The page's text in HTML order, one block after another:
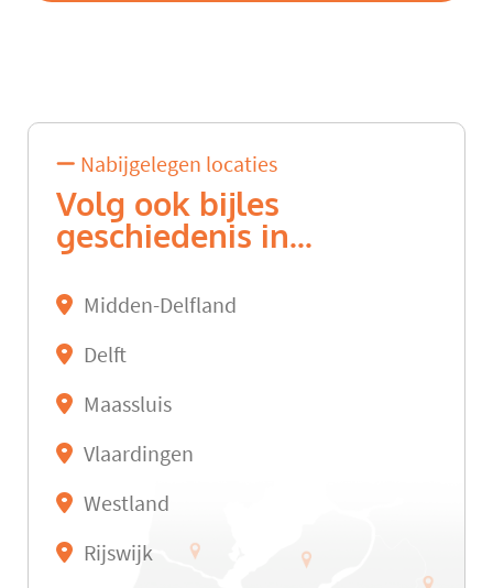
Nabijgelegen locaties
Volg ook bijles
geschiedenis in...
Midden-Delfland
Delft
Maassluis
Vlaardingen
Westland
Rijswijk